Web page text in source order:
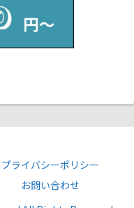
プライバシーポリシー
お問い合わせ